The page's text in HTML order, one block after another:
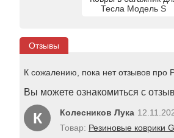
Тесла Модель S
Отзывы
К сожалению, пока нет отзывов про
Вы можете ознакомиться с
К Колесников Лука
Товар: Резиновые коврики